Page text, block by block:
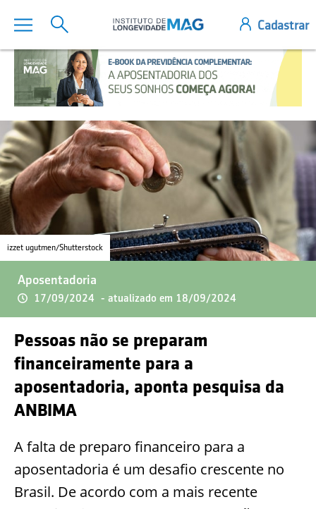
izzet ugutmen/Shutterstock
Aposentadoria
17/09/2024 - atualizado em 18/09/2024
Pessoas não se preparam
financeiramente para a
aposentadoria, aponta pesquisa da
ANBIMA
A falta de preparo financeiro para a
aposentadoria é um desafio crescente no
Brasil. De acordo com a mais recente